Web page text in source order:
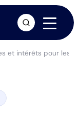
et intérêts pour les
arrow_forward